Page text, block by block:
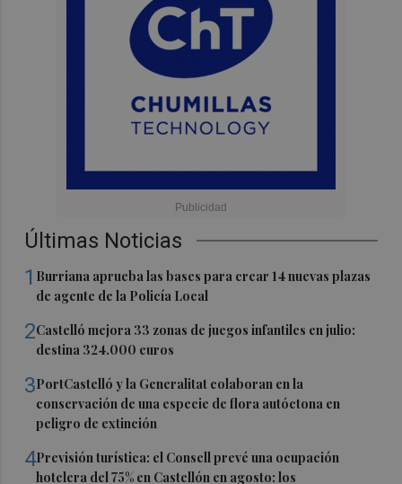
Últimas Noticias
1 Burriana aprueba las bases para crear 14 nuevas plazas
de agente de la Policía Local
2Castelló mejora 33 zonas de juegos infantiles en julio:
destina 324.000 euros
3PortCastelló y la Generalitat colaboran en la
conservación de una especie de flora autóctona en
peligro de extinción
4Previsión turística: el Consell prevé una ocupación
hotelera del 75% en Castellón en agosto: los